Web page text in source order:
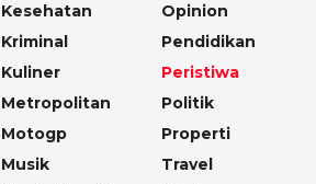
Kesehatan
Kriminal
Kuliner
Metropolitan
Motogp
Musik
Opinion
Pendidikan
Peristiwa
Politik
Properti
Travel